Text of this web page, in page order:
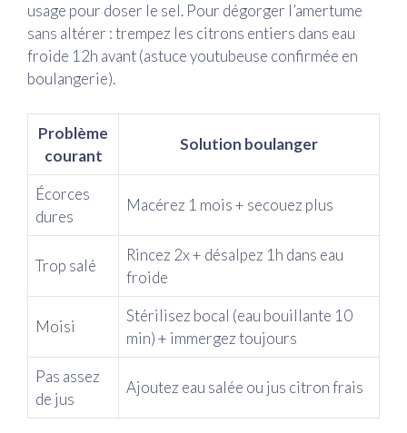
usage pour doser le sel. Pour dégorger l’amertume
sans altérer : trempez les citrons entiers dans eau
froide 12h avant (astuce youtubeuse confirmée en
boulangerie).
Problème
courant
Solution boulanger
Écorces
dures
Macérez 1 mois + secouez plus
Trop salé
Rincez 2x + désalpez 1h dans eau
froide
Moisi
Stérilisez bocal (eau bouillante 10
min) + immergez toujours
Pas assez
de jus
Ajoutez eau salée ou jus citron frais